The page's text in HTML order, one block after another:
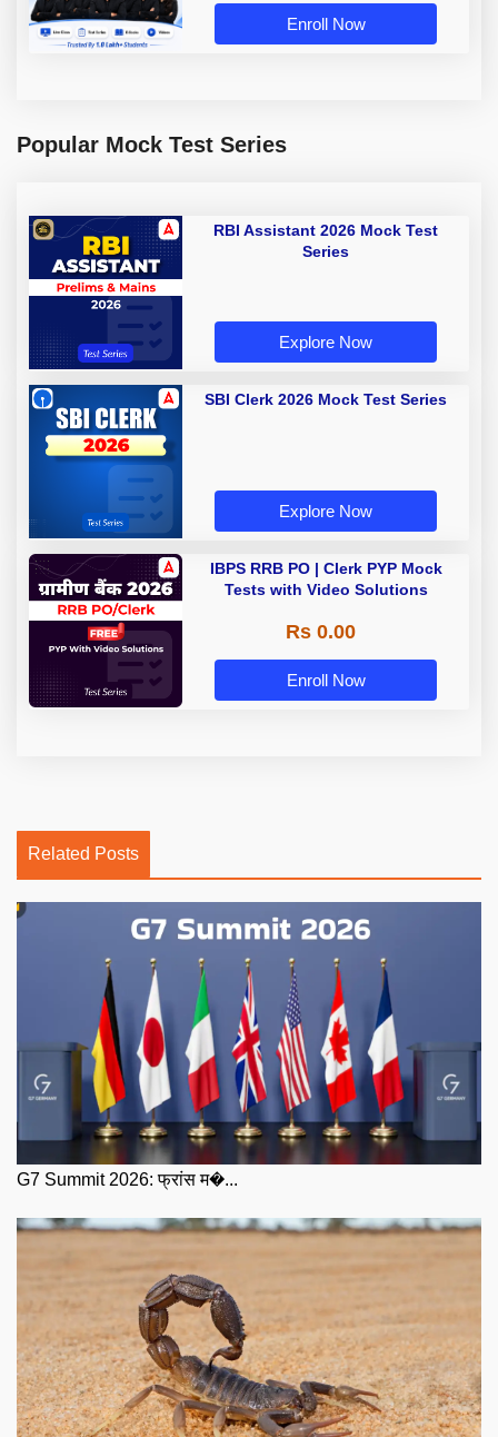
Enroll Now
Popular Mock Test Series
RBI Assistant 2026 Mock Test
Series
Explore Now
SBI Clerk 2026 Mock Test Series
Explore Now
IBPS RRB PO | Clerk PYP Mock
Tests with Video Solutions
Rs 0.00
Enroll Now
Related Posts
G7 Summit 2026: फ्रांस म�...